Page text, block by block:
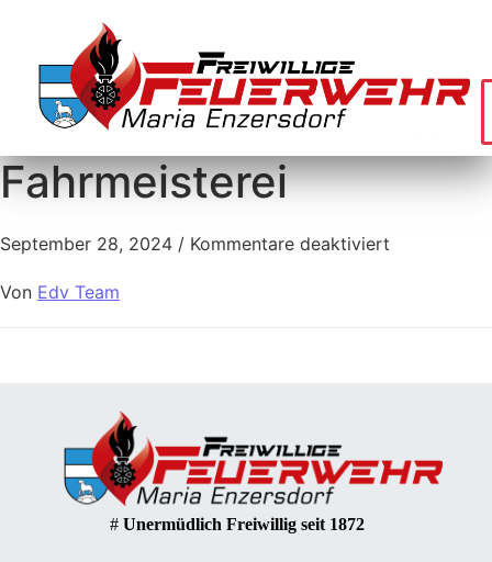
Fahrmeisterei
September 28, 2024 / Kommentare deaktiviert
Von Edv Team
# Unermüdlich Freiwillig seit 1872